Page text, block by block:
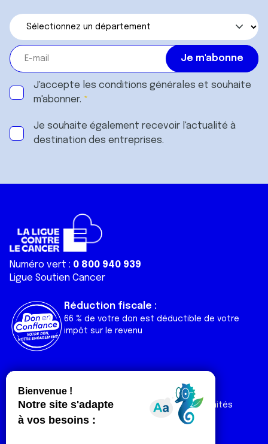
J'accepte les conditions générales et souhaite
m'abonner.
Je souhaite également recevoir l'actualité à
destination des entreprises.
Numéro vert : 0 800 940 939
Ligue Soutien Cancer
Réduction fiscale :
66 % de votre don est déductible de votre
impôt sur le revenu
Liens utiles
Nos actualités
Nos publications
Contact
Espace Ligue & comités
Espace chercheur